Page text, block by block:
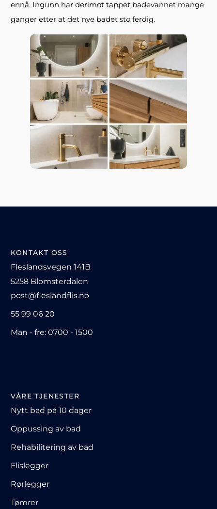
ennå. Ingunn har derimot tappet badevannet mange
ganger etter at det nye badet sto ferdig.
VÅRE TJENESTER
Nytt bad på 10 dager
Oppussing av bad
Rehabilitering av bad
Flislegger
Rørlegger
Tømrer
KONTAKT OSS
Fleslandsvegen 141B
5258 Blomsterdalen
post@fleslandflis.no
55 99 06 20
Man - fre: 0700 - 1500